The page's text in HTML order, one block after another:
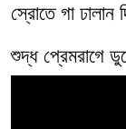
স্রোতে গা ঢালান
শুদ্ধ প্রেমরাগে